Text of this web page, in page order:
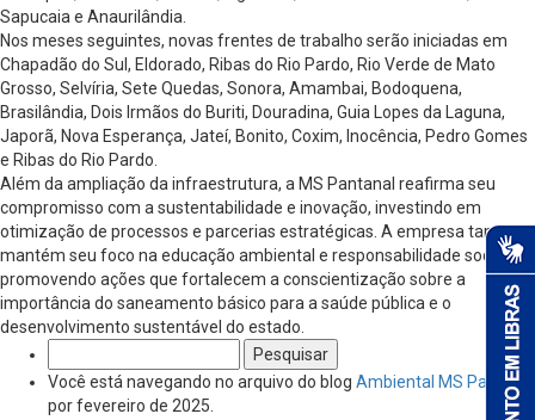
Sapucaia e Anaurilândia.
Nos meses seguintes, novas frentes de trabalho serão iniciadas em
Chapadão do Sul, Eldorado, Ribas do Rio Pardo, Rio Verde de Mato
Grosso, Selvíria, Sete Quedas, Sonora, Amambai, Bodoquena,
Brasilândia, Dois Irmãos do Buriti, Douradina, Guia Lopes da Laguna,
Japorã, Nova Esperança, Jateí, Bonito, Coxim, Inocência, Pedro Gomes
e Ribas do Rio Pardo.
Além da ampliação da infraestrutura, a MS Pantanal reafirma seu
compromisso com a sustentabilidade e inovação, investindo em
otimização de processos e parcerias estratégicas. A empresa também
mantém seu foco na educação ambiental e responsabilidade social,
promovendo ações que fortalecem a conscientização sobre a
importância do saneamento básico para a saúde pública e o
desenvolvimento sustentável do estado.
por:
Você está navegando no arquivo do blog Ambiental MS Pantanal
por fevereiro de 2025.